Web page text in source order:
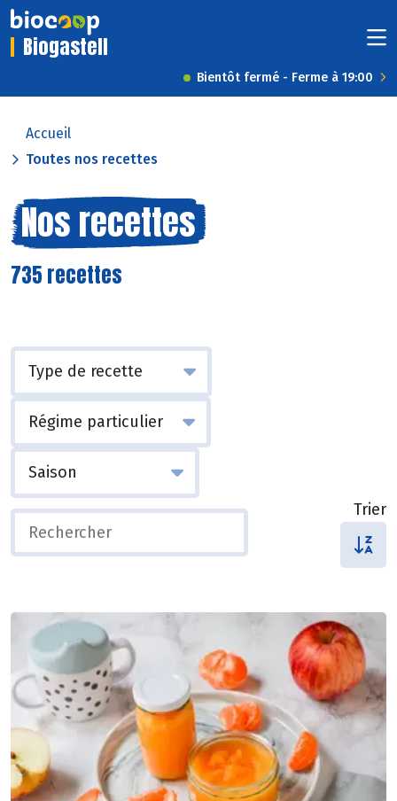
Biogastell
Bientôt fermé - Ferme à 19:00
Accueil
Toutes nos recettes
Nos recettes
735 recettes
Trier